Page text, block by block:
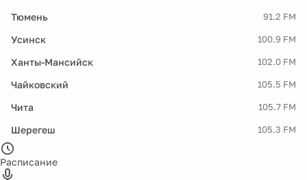
Тюмень 91.2 FM
Усинск 100.9 FM
Ханты-Мансийск 102.0 FM
Чайковский 105.5 FM
Чита 105.7 FM
Шерегеш 105.3 FM
Расписание